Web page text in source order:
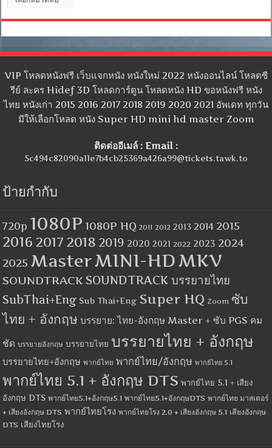
หมู่
VIP โหลดหนังฟรี เว็บแจกหนัง หนังใหม่ 2022 หนังออนไลน์ โหลดซี
รีย์ ละคร Hidef 3D โหลดการ์ตูน โหลดหนัง HD ขอหนังฟรี หนัง
ไทย หนังเก่า 2015 2016 2017 2018 2019 2020 2021 อัพเดท ทุกวัน
มีให้เลือกโหลด หนัง Super HD mini hd master Zoom
ติดต่ออีเมล์ : Email :
5c494c82090a11e7b4cb25369a426a99@tickets.tawk.to
ป้ายกำกับ
720p 1080P 1080P HQ 2011 2012 2013 2014 2015
2016 2017 2018 2019 2020 2021 2022 2023 2024
2025 MasterMINI-HDMKV
SOUNDTRACK SOUNDTRACK บรรยายไทย
SubThai+Eng Sub Thai+Eng Super HQ Zoom ซับ
ไทย + อังกฤษ บรรยาย: ไทย-อังกฤษ Master + ซับ PGS คม
ชัด บรรยายอังกฤษ บรรยายไทย บรรยายไทย + อังกฤษ
บรรยายไทย+อังกฤษ พากย์ไทย พากย์ไทย/อังกฤษ พากย์ไทย 5.1
พากย์ไทย 5.1 + อังกฤษ DTS พากย์ไทย 5.1 + เสียง
อังกฤษ DTS พากย์ไทย5.1+อังกฤษ5.1 พากย์ไทย5.1+อังกฤษDTS พากย์ไทย มาสเตอร์
+ เสียงอังกฤษ DTS พากย์ไทยโรง พากย์ไทยโรง 2.0 + เสียงอังกฤษ 5.1 เสียงอังกฤษ
DTS เสียงไทยโรง